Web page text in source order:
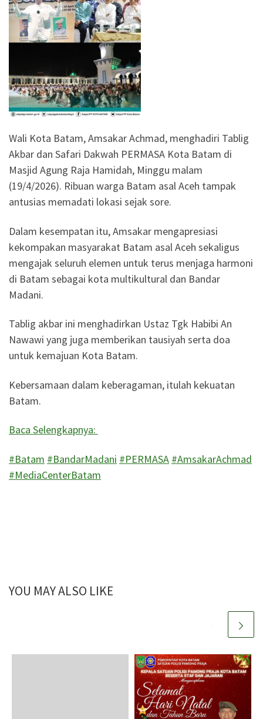
Wali Kota Batam, Amsakar Achmad, menghadiri Tablig
Akbar dan Safari Dakwah PERMASA Kota Batam di
Masjid Agung Raja Hamidah, Minggu malam
(19/4/2026). Ribuan warga Batam asal Aceh tampak
antusias memadati lokasi sejak sore.
Dalam kesempatan itu, Amsakar mengapresiasi
kekompakan masyarakat Batam asal Aceh sekaligus
mengajak seluruh elemen untuk terus menjaga harmoni
di Batam sebagai kota multikultural dan Bandar
Madani.
Tablig akbar ini menghadirkan Ustaz Tgk Habibi An
Nawawi yang juga memberikan tausiyah serta doa
untuk kemajuan Kota Batam.
Kebersamaan dalam keberagaman, itulah kekuatan
Batam.
Baca Selengkapnya:
#Batam #BandarMadani #PERMASA #AmsakarAchmad
#MediaCenterBatam
YOU MAY ALSO LIKE